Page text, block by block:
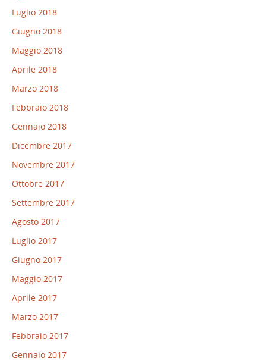
Luglio 2018
Giugno 2018
Maggio 2018
Aprile 2018
Marzo 2018
Febbraio 2018
Gennaio 2018
Dicembre 2017
Novembre 2017
Ottobre 2017
Settembre 2017
Agosto 2017
Luglio 2017
Giugno 2017
Maggio 2017
Aprile 2017
Marzo 2017
Febbraio 2017
Gennaio 2017